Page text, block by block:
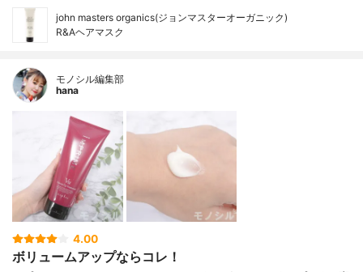
john masters organics(ジョンマスターオーガニック)
R&Aヘアマスク
モノシル編集部
hana
4.00
ボリュームアップならコレ！